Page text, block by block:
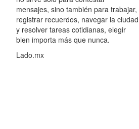
mensajes, sino también para trabajar,
registrar recuerdos, navegar la ciudad
y resolver tareas cotidianas, elegir
bien importa más que nunca.
Lado.mx